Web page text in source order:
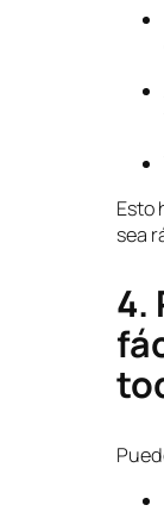
Esto
sea
4.